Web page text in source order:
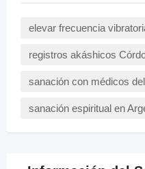
elevar frecuencia
registros akáshicos
sanación con médicos
sanación espiritual en